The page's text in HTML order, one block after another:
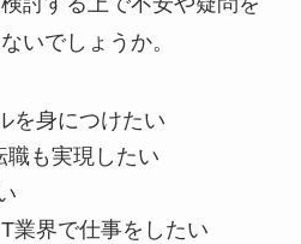
いでしょうか。
を身につけたい
職も実現したい
業界で仕事をしたい